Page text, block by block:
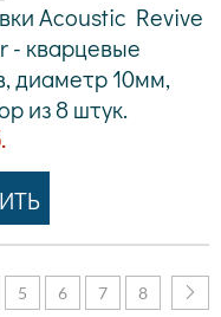
Acoustic Revive
- кварцевые
диаметр 10мм,
из 8 штук.
5 6 7 8